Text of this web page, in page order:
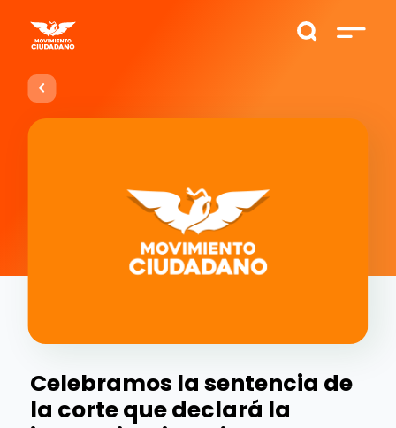
Celebramos la sentencia de
la corte que declará la